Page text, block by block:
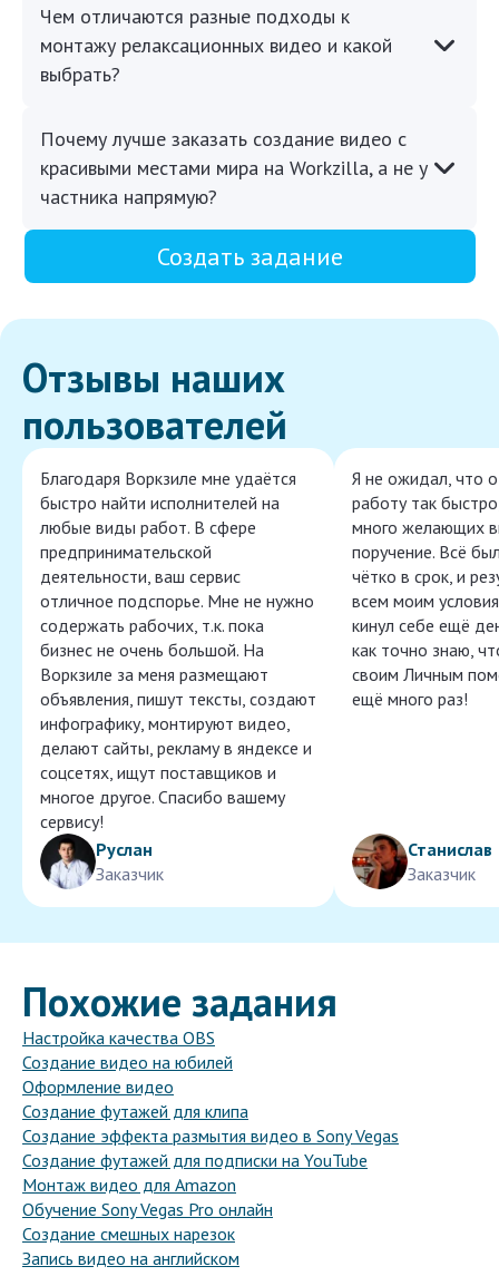
Чем отличаются разные подходы к
монтажу релаксационных видео и какой
выбрать?
Почему лучше заказать создание видео с
красивыми местами мира на Workzilla, а не у
частника напрямую?
Создать задание
Отзывы наших
пользователей
Благодаря Воркзиле мне удаётся
быстро найти исполнителей на
любые виды работ. В сфере
предпринимательской
деятельности, ваш сервис
отличное подспорье. Мне не нужно
содержать рабочих, т.к. пока
бизнес не очень большой. На
Воркзиле за меня размещают
объявления, пишут тексты, создают
инфографику, монтируют видео,
делают сайты, рекламу в яндексе и
соцсетях, ищут поставщиков и
многое другое. Спасибо вашему
сервису!
Руслан
Заказчик
Я не ожидал, что
работу так
много желающих
поручение. Всё
чётко в срок, и
всем моим
кинул себе ещё
как точно знаю,
своим Личным
ещё много раз!
Станислав
Заказчик
Похожие задания
Настройка качества OBS
Создание видео на юбилей
Оформление видео
Создание футажей для клипа
Создание эффекта размытия видео в Sony Vegas
Создание футажей для подписки на YouTube
Монтаж видео для Amazon
Обучение Sony Vegas Pro онлайн
Создание смешных нарезок
Запись видео на английском